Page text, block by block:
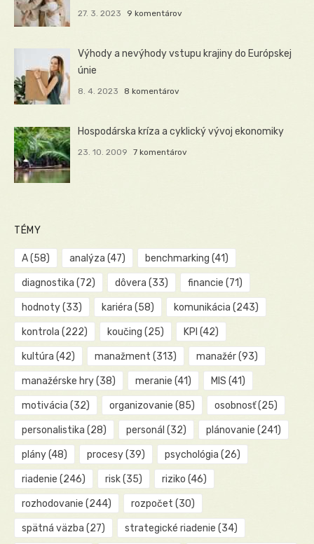
27. 3. 2023 9 komentárov
Výhody a nevýhody vstupu krajiny do Európskej
únie
8. 4. 2023 8 komentárov
Hospodárska kríza a cyklický vývoj ekonomiky
23. 10. 2009 7 komentárov
TÉMY
A(58) analýza (47) benchmarking (41)
diagnostika (72) dôvera (33) financie (71)
hodnoty(33) kariéra (58) komunikácia (243)
kontrola (222) koučing (25) KPI (42)
kultúra (42) manažment (313) manažér(93)
manažérske hry(38) meranie (41) MIS (41)
motivácia (32) organizovanie (85) osobnosť(25)
personalistika (28) personál (32) plánovanie (241)
plány(48) procesy(39) psychológia (26)
riadenie (246) risk(35) riziko (46)
rozhodovanie (244) rozpočet (30)
spätná väzba (27) strategické riadenie (34)